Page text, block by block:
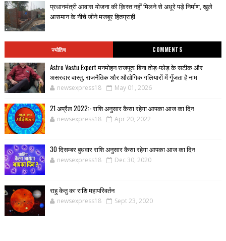
प्रधानमंत्री आवास योजना की क़िस्त नहीं मिलने से अधूरे पड़े निर्माण, खुले
आसमान के नीचे जीने मजबूर हितग्राही
ज्योतिष COMMENTS
Astro Vastu Expert मनमोहन राजपूत: बिना तोड़-फोड़ के सटीक और
असरदार वास्तु, राजनैतिक और औद्योगिक गलियारों में गूँजता है नाम
newsexpress18 May 01, 2026
21 अप्रैल 2022:- राशि अनुसार कैसा रहेगा आपका आज का दिन
newsexpress18 Apr 20, 2022
30 दिसम्बर बुधवार राशि अनुसार कैसा रहेगा आपका आज का दिन
newsexpress18 Dec 30, 2020
राहु केतु का राशि महापरिवर्तन
newsexpress18 Sept 23, 2020